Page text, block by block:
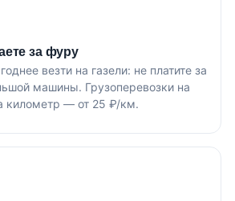
за фуру
везти на газели: не платите за
машины. Грузоперевозки на
километр — от 25 ₽/км.